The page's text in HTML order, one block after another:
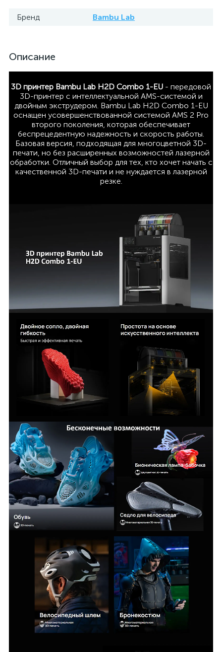
Бренд Bambu Lab
Описание
3D принтер Bambu Lab H2D Combo 1-EU - передовой
3D-принтер с интеллектуальной AMS-системой и
двойным экструдером. Bambu Lab H2D Combo 1-EU
оснащен усовершенствованной системой AMS 2 Pro
второго поколения, которая обеспечивает
беспрецедентную надежность и скорость работы.
Базовая версия, подходящая для многоцветной 3D-
печати, но без расширенных возможностей лазерной
обработки. Отличный выбор для тех, кто хочет начать с
качественной 3D-печати и не нуждается в лазерной
резке.